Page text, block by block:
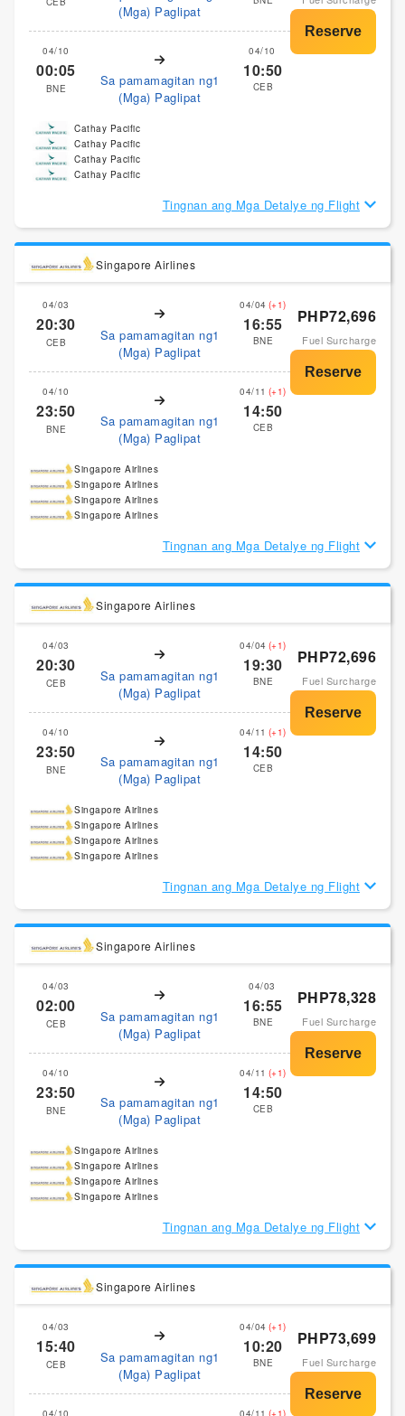
(Mga) Paglipat
04/10
00:05
BNE
Sa pamamagitan ng1
(Mga) Paglipat
04/10
10:50
CEB
Cathay Pacific
Cathay Pacific
Cathay Pacific
Cathay Pacific
Tingnan ang Mga Detalye ng Flight
Singapore Airlines
04/03
20:30
CEB
Sa pamamagitan ng1
(Mga) Paglipat
04/04 (+1)
16:55
BNE
04/10
23:50
BNE
Sa pamamagitan ng1
(Mga) Paglipat
04/11 (+1)
14:50
CEB
PHP72,696
Fuel Surcharge
Singapore Airlines
Singapore Airlines
Singapore Airlines
Singapore Airlines
Tingnan ang Mga Detalye ng Flight
Singapore Airlines
04/03
20:30
CEB
Sa pamamagitan ng1
(Mga) Paglipat
04/04 (+1)
19:30
BNE
04/10
23:50
BNE
Sa pamamagitan ng1
(Mga) Paglipat
04/11 (+1)
14:50
CEB
PHP72,696
Fuel Surcharge
Singapore Airlines
Singapore Airlines
Singapore Airlines
Singapore Airlines
Tingnan ang Mga Detalye ng Flight
Singapore Airlines
04/03
02:00
CEB
Sa pamamagitan ng1
(Mga) Paglipat
04/03
16:55
BNE
04/10
23:50
BNE
Sa pamamagitan ng1
(Mga) Paglipat
04/11 (+1)
14:50
CEB
PHP78,328
Fuel Surcharge
Singapore Airlines
Singapore Airlines
Singapore Airlines
Singapore Airlines
Tingnan ang Mga Detalye ng Flight
Singapore Airlines
04/03
15:40
CEB
Sa pamamagitan ng1
(Mga) Paglipat
04/04 (+1)
10:20
BNE
04/10 04/11 (+1)
PHP73,699
Fuel Surcharge